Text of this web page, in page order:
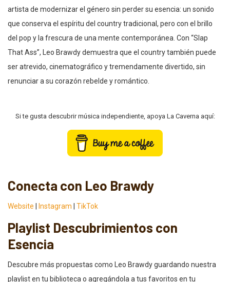
artista de modernizar el género sin perder su esencia: un sonido
que conserva el espíritu del country tradicional, pero con el brillo
del pop y la frescura de una mente contemporánea. Con “Slap
That Ass”, Leo Brawdy demuestra que el country también puede
ser atrevido, cinematográfico y tremendamente divertido, sin
renunciar a su corazón rebelde y romántico.
Si te gusta descubrir música independiente, apoya La Caverna aquí:
Conecta con Leo Brawdy
Website Instagram TikTok
Playlist Descubrimientos con
Esencia
Descubre más propuestas como Leo Brawdy guardando nuestra
playlist en tu biblioteca o agregándola a tus favoritos en tu